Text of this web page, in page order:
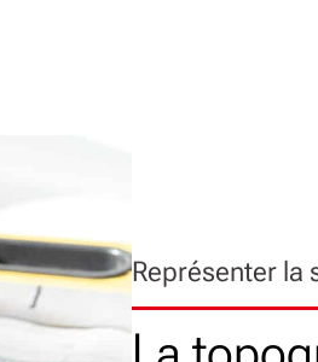
Représenter la